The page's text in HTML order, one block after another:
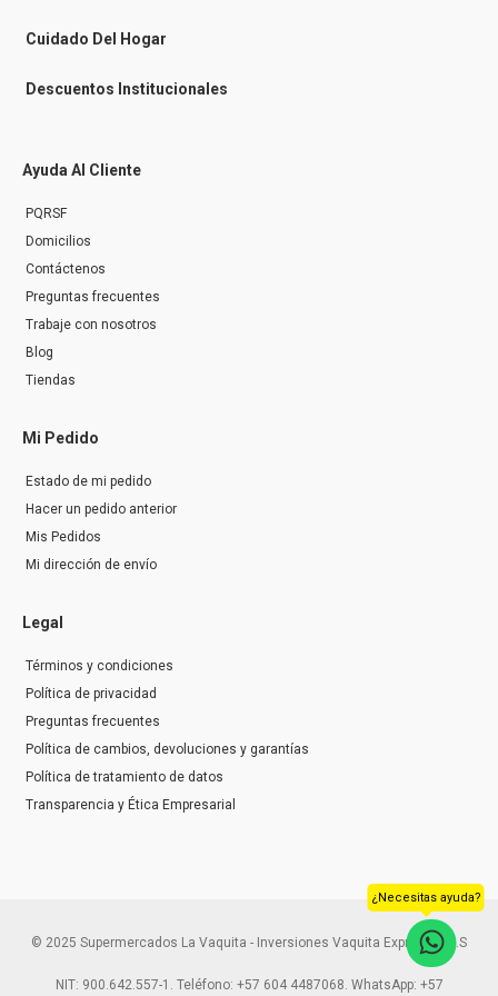
r
Cuidado Del Hogar
Descuentos Institucionales
Ayuda Al Cliente
PQRSF
Domicilios
Contáctenos
Preguntas frecuentes
Trabaje con nosotros
Blog
Tiendas
Mi Pedido
Estado de mi pedido
Hacer un pedido anterior
Mis Pedidos
Mi dirección de envío
Legal
Términos y condiciones
Política de privacidad
Preguntas frecuentes
Política de cambios, devoluciones y garantías
Política de tratamiento de datos
Transparencia y Ética Empresarial
© 2025 Supermercados La Vaquita - Inversiones Vaquita Express S.A.S
NIT: 900.642.557-1. Teléfono: +57 604 4487068. WhatsApp: +57
¿Necesitas ayuda?